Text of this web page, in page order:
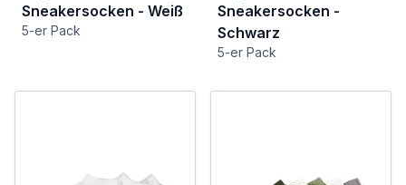
Sneakersocken - Weiß
5-er Pack
Sneakersocken -
Schwarz
5-er Pack